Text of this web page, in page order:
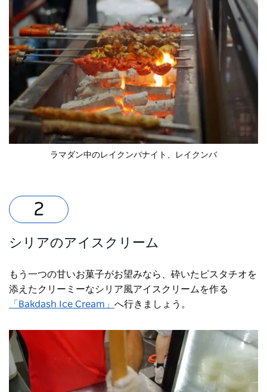
ラマダン中のレイクンバナイト 、レイクンバ
シリアのアイスクリーム
もう一つの甘いお菓子がお望みなら、砕いたピスタチオを
添えたクリーミーなシリア風アイスクリームを作る
「Bakdash Ice Cream」 へ行きましょう。